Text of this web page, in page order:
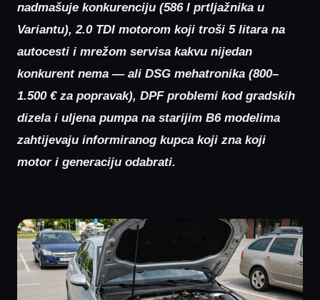
nadmašuje konkurenciju (586 l prtljažnika u
Variantu), 2.0 TDI motorom koji troši 5 litara na
autocesti i mrežom servisa kakvu nijedan
konkurent nema — ali DSG mehatronika (800–
1.500 € za popravak), DPF problemi kod gradskih
dizela i uljena pumpa na starijim B6 modelima
zahtijevaju informiranog kupca koji zna koji
motor i generaciju odabrati.